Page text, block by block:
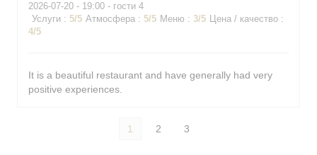
2026-07-20 - 19:00 - гости 4
Услуги : 5/5 Атмосфера : 5/5 Меню : 3/5 Цена / качество :
4/5
It is a beautiful restaurant and have generally had very
positive experiences.
1 2 3